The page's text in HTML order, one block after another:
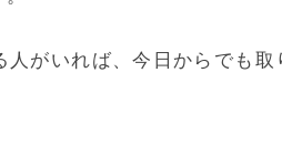
人がいれば、今日からでも取